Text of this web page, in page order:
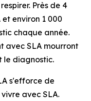
Près de 4
environ 1 000
chaque année.
avec SLA mourront
le diagnostic.
s'efforce de
avec SLA.